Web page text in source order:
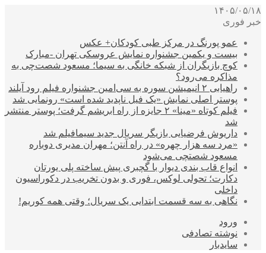
۱۴۰۵/۰۵/۱۸
خبر فوری
عمو پورنگ در مرکز طبی کودکان+ عکس
بیست و یکمین جشنواره نمایش عروسکی تهران -مبارک
کوچ بازیگران از شبکه خانگی به سیما؛ مسعود شصت‌چی به
مذاکره می‌رود؟
راهیابی ۲ انیمیشن سوره به سی‌امین جشنواره فیلم رود آیلند
پوستر اصلی نمایش «یک فیل ناپدید شده است» رونمایی شد
فیلم کوتاه «مینا» ۲ جایزه از راه ابریشم گرفت؛ پوستر منتشر
شد
داریوش فرضیایی بازیگر سریال جدید سیمافیلم شد
«مرد سه هزار چهره» در راه آنتن؛ مهران مدیری دوباره
مسعود شصتچی می‌شود
انواع قاب بندی دیوار با گچبری پیش ساخته پلی یورتان
دکارت؛ تحولی لوکس، فوری و بدون تخریب در دکوراسیون
داخلی
نگاهی به سه قسمت ابتدایی یک سریال؛ وقتی همه کوریم!
ورود
نوشته تصادفی
سایدبار